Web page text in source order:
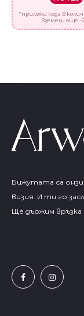
*приложи кода в
вземеш още -
Бижутата са
визия. И ти го
Ще държим връзка